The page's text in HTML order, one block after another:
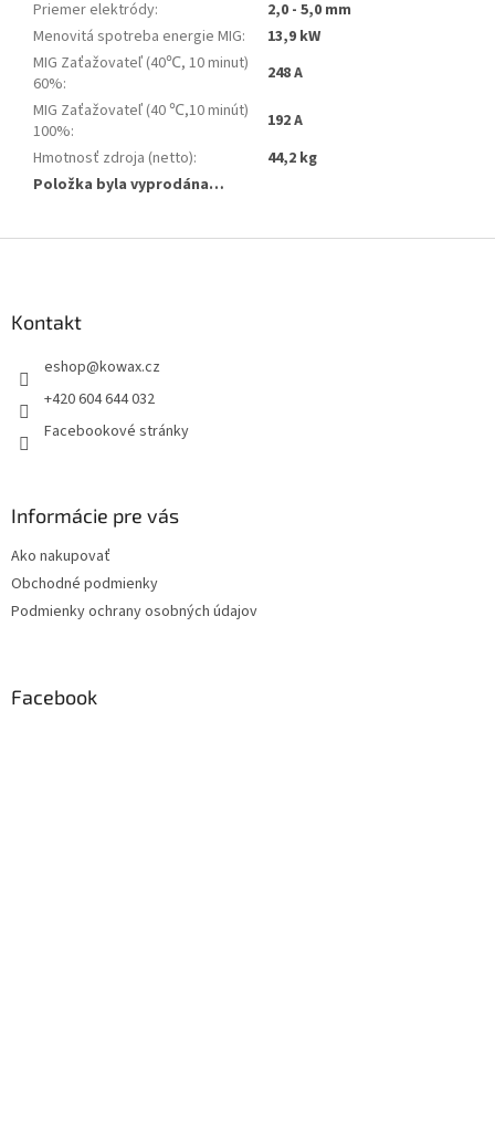
Priemer elektródy:
2,0 - 5,0 mm
Menovitá spotreba energie MIG:
13,9 kW
MIG Zaťažovateľ (40℃, 10 minut)
60%:
248 A
MIG Zaťažovateľ (40 ℃,10 minút)
100%:
192 A
Hmotnosť zdroja (netto):
44,2 kg
Položka byla vyprodána…
Kontakt
eshop@kowax.cz
+420 604 644 032
Facebookové stránky
Informácie pre vás
Ako nakupovať
Obchodné podmienky
Podmienky ochrany osobných údajov
Facebook